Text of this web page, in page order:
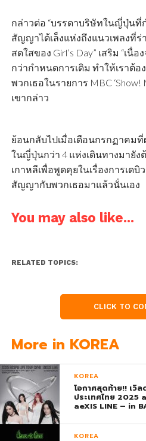
กล่าวต่อ “บรรดาบริษัทในญี่ปุ่นที่
สัญญาได้เล็งแห่งถึงแนวเพลงที่ร่
สดใสของ Girl’s Day” เสริม “เนื่อ
กว่ากำหนดการเดิม ทำให้เราต้
พวกเธอในรายการ MBC ‘Show!
เขากล่าว
ย้อนกลับไปเมื่อเดือนกรกฏาคม
ในญี่ปุ่นกว่า 4 แห่งเดินทางมายังต้
เกาหลีเพื่อพูดคุยในเรื่องการเด
สัญญากับพวกเธอมาแล้วนั่นเอง
You may also like...
RELATED TOPICS:
CLICK TO
More in KOREA
KOREA
โอกาศสุดท้าย!! เวิ
ประเทศไทย 2025
aeXIS LINE – in
KOREA